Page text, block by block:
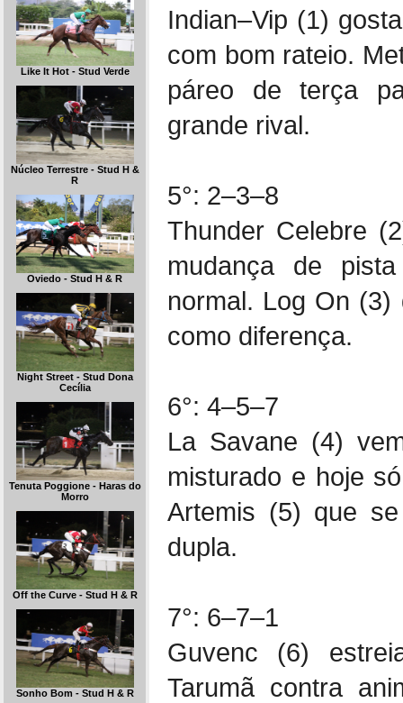
Like It Hot - Stud Verde
Núcleo Terrestre - Stud H &
R
Oviedo - Stud H & R
Night Street - Stud Dona
Cecília
Tenuta Poggione - Haras do
Morro
Off the Curve - Stud H & R
Sonho Bom - Stud H & R
Indian–Vip (1)
com bom rateio.
páreo de terça
grande rival.
5°: 2–3–8
Thunder Celebre
mudança de
normal. Log On
como diferença.
6°: 4–5–7
La Savane (4)
misturado e hoje
Artemis (5) que
dupla.
7°: 6–7–1
Guvenc (6)
Tarumã contra